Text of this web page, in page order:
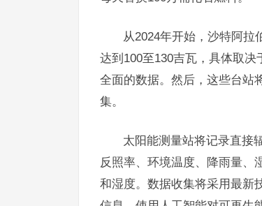
从2024年开始，沙特阿拉
达到100至130吉瓦，具体取
全面的数据。然后，这些台站
集。
太阳能测量站将记录直接
反照率、环境温度、降雨量、
和湿度。数据收集将采用最新